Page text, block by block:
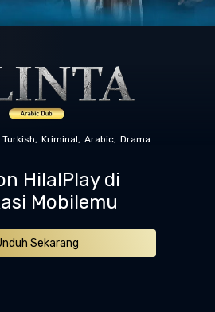
Turkish Kriminal Arabic Drama
HilalPlay di
Mobilemu
Sekarang